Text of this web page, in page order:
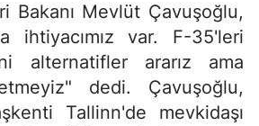
Bakanı Mevlüt Çavuşoğlu,
ihtiyacımız var. F-35'leri
alternatifler ararız ama
dedi. Çavuşoğlu,
Tallinn'de mevkidaşı